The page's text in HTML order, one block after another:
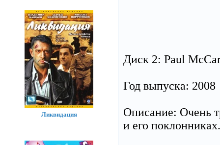
Диск 2: Paul
Год выпуска: 2008
Описание: Очень
и его поклонниках.
Ликвидация